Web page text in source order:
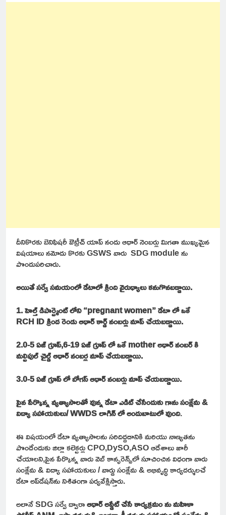
దీనికొరకు బెనిఫిషరీ ఔట్రీచ్ యాప్ నందు ఆధార్ నెంబర్లు మిగతా ముఖ్యమైన
విషయాలు నమోదు కొరకు GSWS వారు SDG module ను
పొందుపరిచారు.
అయితే సర్వే సమయంలో డేటాలో క్రింది వైరుధ్యాలు కనుగొనబడ్డాయి.
1. హెల్త్ డిపార్ట్మెంట్ లోని “pregnant women” డేటా లో ఒకే
RCH ID క్రింద రెండు ఆధార్ కార్డ్ నంబర్లు మాప్ చేయబడ్డాయి.
2.0-5 ఏజ్ గ్రూప్,6-19 ఏజ్ గ్రూప్ లో ఒకే mother అధార్ నంబర్ కి
మల్టిపుల్ చైల్డ్ ఆధార్ నంబర్ల మాప్ చేయబడ్డాయి.
3.0-5 ఏజ్ గ్రూప్ లో బోగస్ ఆధార్ నంబర్లు మాప్ చేయబడ్డాయి.
పైన పేర్కొన్న వ్యత్యాసాలతో వున్న డేటా ఎడిట్ చేసేందుకు గాను సంక్షేమ &
విద్యా సహాయకులు/ WWDS లాగిన్ లో అందుబాటులో వుంది.
ఈ విషయంలో డేటా వ్యత్యాసాలను సరిదిద్దడానికి మరియు నాణ్యతను
పొందేందుకు జిల్లా కలెక్టర్లు CPO,DySO,ASO ఆదేశాలు జారీ
చేయాలని,పైన పేర్కొన్న వారు వెబ్ కాన్ఫరెన్స్‌లో సూచించిన విధంగా వారు
సంక్షేమ & విద్యా సహాయకులు / వార్డు సంక్షేమ & అభివృద్ధి కార్యదర్శులచే
డేటా అప్‌డేషన్‌ను నిశితంగా పర్యవేక్షిస్తారు.
అలానే SDG సర్వే ద్వారాఆధార్ అప్డేట్ చేసే కార్యక్రమం ను మహిళా